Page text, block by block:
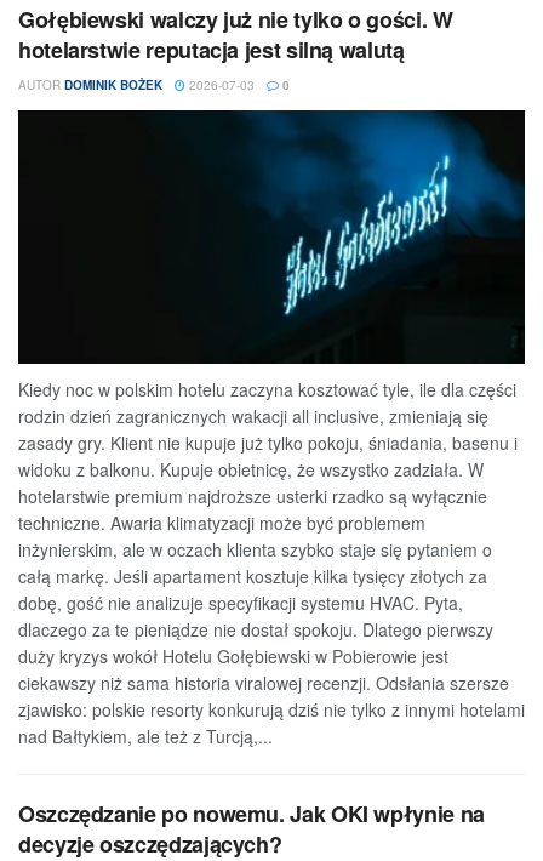
Gołębiewski walczy już nie tylko o gości. W
hotelarstwie reputacja jest silną walutą
AUTOR DOMINIK BOŻEK 2026-07-03 0
Kiedy noc w polskim hotelu zaczyna kosztować tyle, ile dla części
rodzin dzień zagranicznych wakacji all inclusive, zmieniają się
zasady gry. Klient nie kupuje już tylko pokoju, śniadania, basenu i
widoku z balkonu. Kupuje obietnicę, że wszystko zadziała. W
hotelarstwie premium najdroższe usterki rzadko są wyłącznie
techniczne. Awaria klimatyzacji może być problemem
inżynierskim, ale w oczach klienta szybko staje się pytaniem o
całą markę. Jeśli apartament kosztuje kilka tysięcy złotych za
dobę, gość nie analizuje specyfikacji systemu HVAC. Pyta,
dlaczego za te pieniądze nie dostał spokoju. Dlatego pierwszy
duży kryzys wokół Hotelu Gołębiewski w Pobierowie jest
ciekawszy niż sama historia viralowej recenzji. Odsłania szersze
zjawisko: polskie resorty konkurują dziś nie tylko z innymi hotelami
nad Bałtykiem, ale też z Turcją,...
Oszczędzanie po nowemu. Jak OKI wpłynie na
decyzje oszczędzających?